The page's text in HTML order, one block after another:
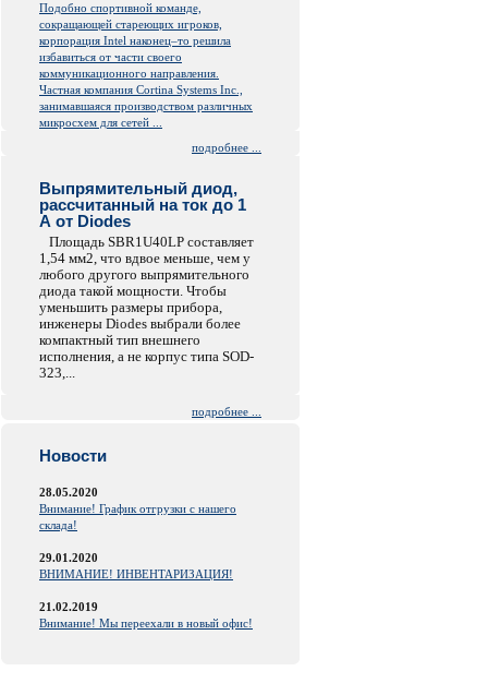
Подобно спортивной команде,
сокращающей стареющих игроков,
корпорация Intel наконец–то решила
избавиться от части своего
коммуникационного направления.
Частная компания Cortina Systems Inc.,
занимавшаяся производством различных
микросхем для сетей ...
подробнее ...
Выпрямительный диод,
рассчитанный на ток до 1
А от Diodes
Площадь SBR1U40LP составляет
1,54 мм2, что вдвое меньше, чем у
любого другого выпрямительного
диода такой мощности. Чтобы
уменьшить размеры прибора,
инженеры Diodes выбрали более
компактный тип внешнего
исполнения, а не корпус типа SOD-
323,...
подробнее ...
Новости
28.05.2020
Внимание! График отгрузки с нашего
склада!
29.01.2020
ВНИМАНИЕ! ИНВЕНТАРИЗАЦИЯ!
21.02.2019
Внимание! Мы переехали в новый офис!